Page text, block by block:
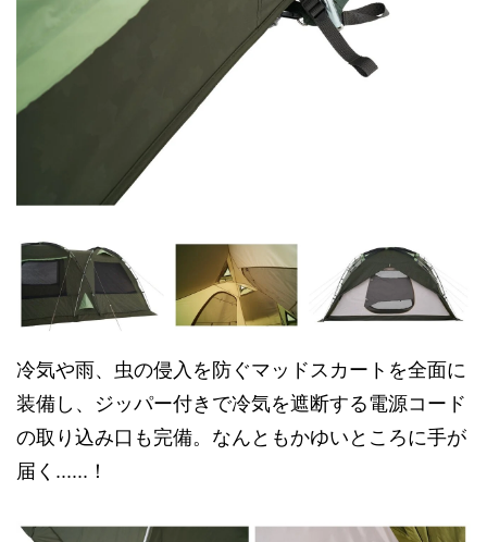
冷気や雨、虫の侵入を防ぐマッドスカートを全面に
装備し、ジッパー付きで冷気を遮断する電源コード
の取り込み口も完備。なんともかゆいところに手が
届く......！